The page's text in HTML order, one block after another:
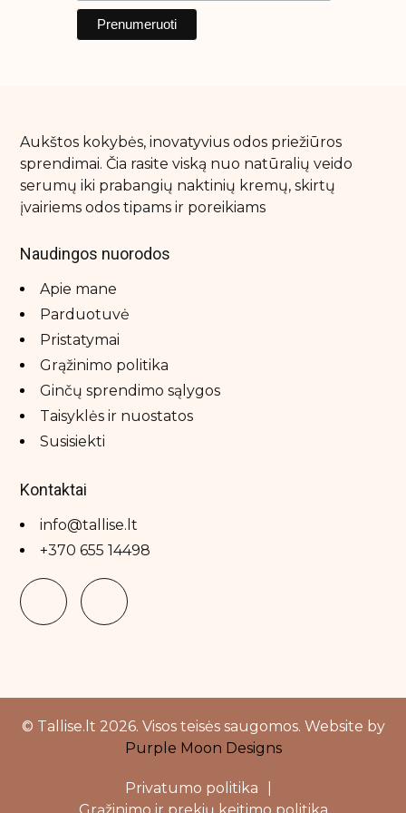
Aukštos kokybės, inovatyvius odos priežiūros
sprendimai. Čia rasite viską nuo natūralių veido
serumų iki prabangių naktinių kremų, skirtų
įvairiems odos tipams ir poreikiams
Naudingos nuorodos
Apie mane
Parduotuvė
Pristatymai
Grąžinimo politika
Ginčų sprendimo sąlygos
Taisyklės ir nuostatos
Susisiekti
Kontaktai
info@tallise.lt
+370 655 14498
© Tallise.lt 2026. Visos teisės saugomos. Website by
Purple Moon Designs
Privatumo politika